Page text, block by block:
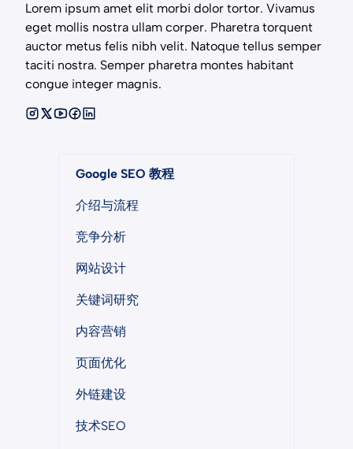
Lorem ipsum amet elit morbi dolor tortor. Vivamus
eget mollis nostra ullam corper. Pharetra torquent
auctor metus felis nibh velit. Natoque tellus semper
taciti nostra. Semper pharetra montes habitant
congue integer magnis.
Google SEO 教程
介绍与流程
竞争分析
网站设计
关键词研究
内容营销
页面优化
外链建设
技术SEO